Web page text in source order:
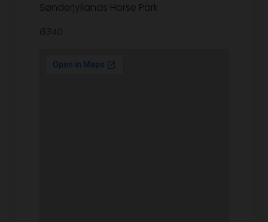
Sønderjyllands Horse Park
6340